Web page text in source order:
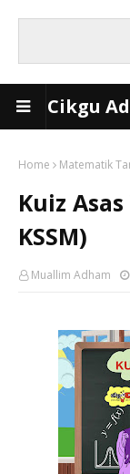
Cikgu
Home Matematik
Kuiz
KSSM)
Muallim Adham